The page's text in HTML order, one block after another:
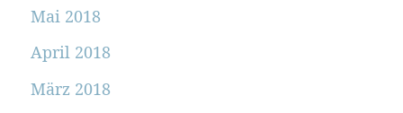
Mai 2018
April 2018
März 2018